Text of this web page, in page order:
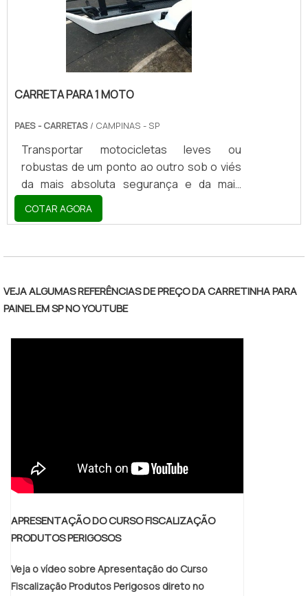
animais de grande porte também se
diferencia dos caminhões de carga e das
CARRETA PARA 1 MOTO
PAES - CARRETAS / CAMPINAS - SP
Transportar motocicletas leves ou
robustas de um ponto ao outro sob o viés
da mais absoluta segurança e da mais
completa obediência em termos legais. Se
precisasse ser definida em poucas
as responsáveis por representarem a
para 1 moto.DETALHES A RESPEITO DA
CARRETA PARA MOTOBase de ferro,
final compõem a ergonomia da carreta para
COTAR AGORA
VEJA ALGUMAS REFERÊNCIAS DE PREÇO DA CARRETINHA PARA
PAINEL EM SP NO YOUTUBE
APRESENTAÇÃO DO CURSO FISCALIZAÇÃO
PRODUTOS PERIGOSOS
Veja o vídeo sobre Apresentação do Curso
Fiscalização Produtos Perigosos direto no